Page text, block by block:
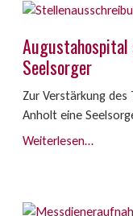
Seelsorger
Zur Verstärkung
Anholt eine
Weiterlesen…